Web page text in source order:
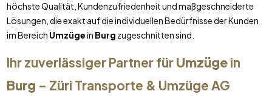
höchste Qualität, Kundenzufriedenheit und maßgeschneiderte
Lösungen, die exakt auf die individuellen Bedürfnisse der Kunden
im Bereich Umzügein Burg zugeschnitten sind.
Ihr zuverlässiger Partner fürUmzügein
Burg – Züri Transporte & Umzüge AG